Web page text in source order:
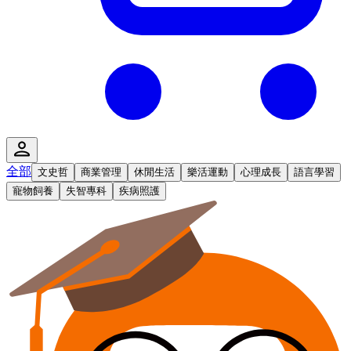
全部 文史哲 商業管理 休閒生活 樂活運動 心理成長
語言學習
寵物飼養
失智專科 疾病照護